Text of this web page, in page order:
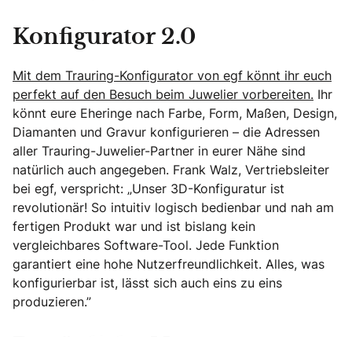
Konfigurator 2.0
Mit dem Trauring-Konfigurator von egf könnt ihr euch
perfekt auf den Besuch beim Juwelier vorbereiten. Ihr
könnt eure Eheringe nach Farbe, Form, Maßen, Design,
Diamanten und Gravur konfigurieren – die Adressen
aller Trauring-Juwelier-Partner in eurer Nähe sind
natürlich auch angegeben. Frank Walz, Vertriebsleiter
bei egf, verspricht: „Unser 3D-Konfiguratur ist
revolutionär! So intuitiv logisch bedienbar und nah am
fertigen Produkt war und ist bislang kein
vergleichbares Software-Tool. Jede Funktion
garantiert eine hohe Nutzerfreundlichkeit. Alles, was
konfigurierbar ist, lässt sich auch eins zu eins
produzieren.”